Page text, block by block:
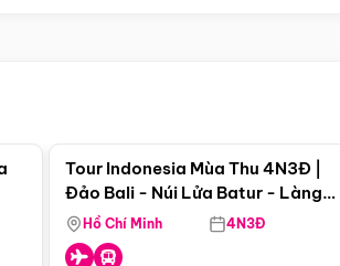
Tour Indonesia Mùa Thu 4N3Đ |
Đảo Bali - Núi Lửa Batur - Làng
Penglipuran
Hồ Chí Minh 4N3Đ